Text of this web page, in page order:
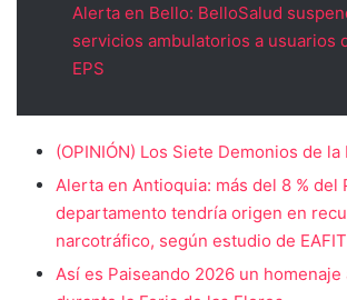
Alerta en Bello: BelloSalud
servicios ambulatorios a usuarios
EPS
(OPINIÓN) Los Siete Demonios de
Alerta en Antioquia: más del 8 % del
departamento tendría origen en
narcotráfico, según estudio de EAFIT
Así es Paiseando 2026 un homenaje